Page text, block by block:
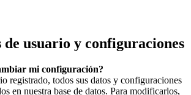
de usuario y configuraciones
mi configuración?
registrado, todos sus datos y configuraciones
en nuestra base de datos. Para modificarlos,